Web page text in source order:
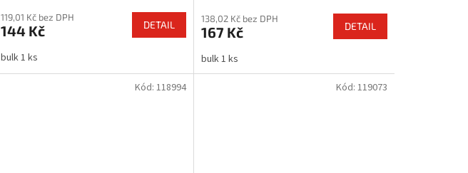
119,01 Kč bez DPH
144 Kč DETAIL
bulk 1 ks
138,02 Kč bez DPH
167 Kč DETAIL
bulk 1 ks
Kód: 118994 Kód: 119073